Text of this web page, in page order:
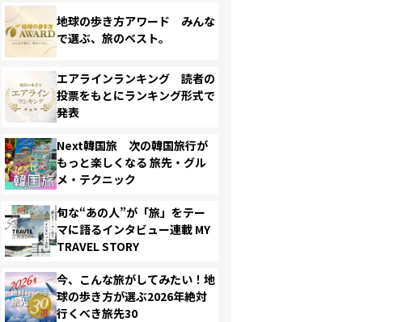
地球の歩き方アワード みんな
で選ぶ、旅のベスト。
エアラインランキング 読者の
投票をもとにランキング形式で
発表
Next韓国旅 次の韓国旅行が
もっと楽しくなる 旅先・グル
メ・テクニック
旬な“あの人”が「旅」をテー
マに語るインタビュー連載 MY
TRAVEL STORY
今、こんな旅がしてみたい！地
球の歩き方が選ぶ2026年絶対
行くべき旅先30